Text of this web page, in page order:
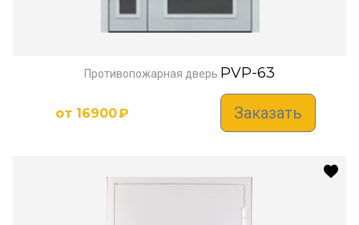
Противопожарная дверь PVP-63
от 16900₽ Заказать